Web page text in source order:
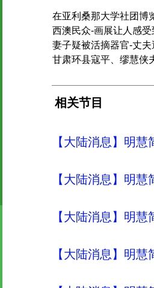
在亚利桑那大学社团博
西澳民众-画展让人感
妻子疑被活摘器官-丈
甘肃环县寇平、缪慧侠
相关节目
【大陆消息】明
【大陆消息】明
【大陆消息】明
【大陆消息】明